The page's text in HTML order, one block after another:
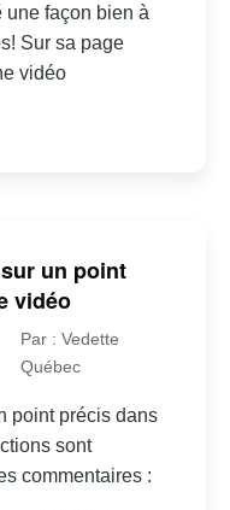
façon bien à
Sur sa page
vidéo
un point
vidéo
Par : Vedette
Québec
point précis dans
sont
commentaires :